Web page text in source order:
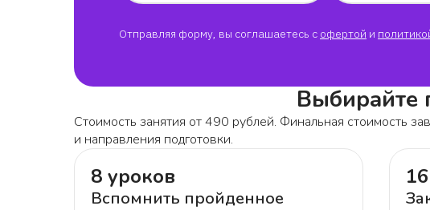
Отправляя форму, вы соглашаетесь с офертой и
Выбирайте
Стоимость занятия от 490 рублей. Финальная стоимость
и направления подготовки.
8 уроков
Вспомнить пройденное